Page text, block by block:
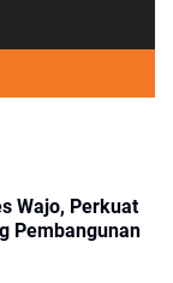
Wajo, Perkuat
Pembangunan